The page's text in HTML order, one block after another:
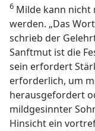
6 Milde kann nicht
werden. „Das Wort
schrieb der
Sanftmut ist die
sein erfordert
erforderlich, um
herausgefordert
mildgesinnter
Hinsicht ein